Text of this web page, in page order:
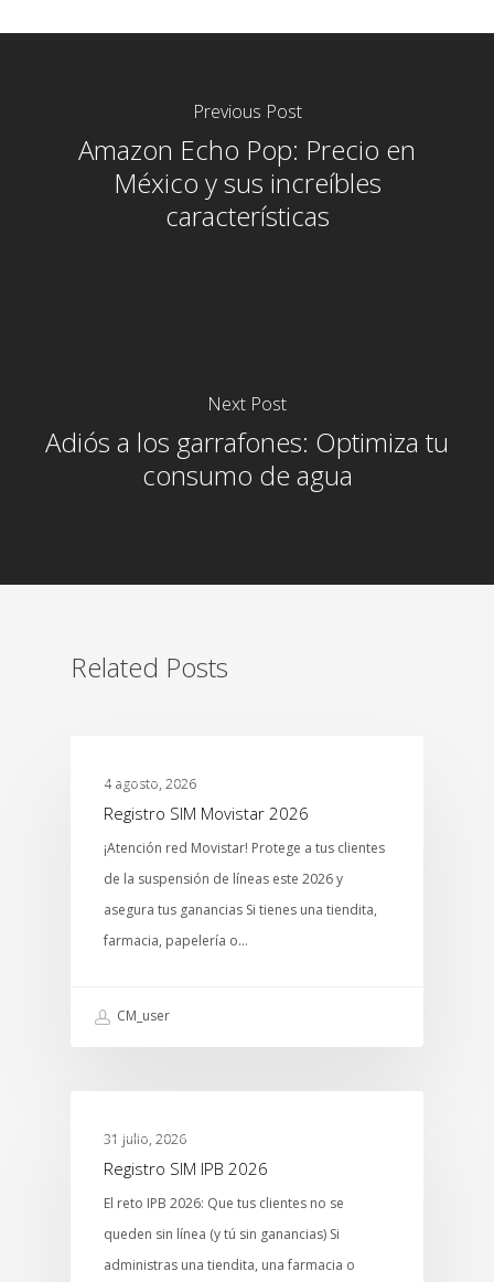
Previous Post
Amazon Echo Pop: Precio en
México y sus increíbles
características
Next Post
Adiós a los garrafones: Optimiza tu
consumo de agua
Related Posts
4 agosto, 2026
Registro SIM Movistar 2026
¡Atención red Movistar! Protege a tus clientes
de la suspensión de líneas este 2026 y
asegura tus ganancias Si tienes una tiendita,
farmacia, papelería o…
CM_user
31 julio, 2026
Registro SIM IPB 2026
El reto IPB 2026: Que tus clientes no se
queden sin línea (y tú sin ganancias) Si
administras una tiendita, una farmacia o